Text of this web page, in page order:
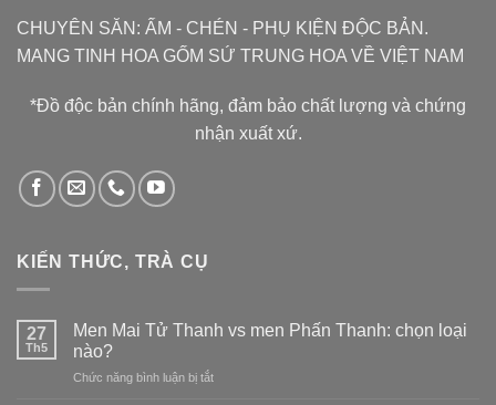
CHUYÊN SĂN: ẤM - CHÉN - PHỤ KIỆN ĐỘC BẢN.
MANG TINH HOA GỐM SỨ TRUNG HOA VỀ VIỆT NAM
*Đồ độc bản chính hãng, đảm bảo chất lượng và chứng
nhận xuất xứ.
KIẾN THỨC, TRÀ CỤ
27
Th5
Men Mai Tử Thanh vs men Phấn Thanh: chọn loại
nào?
Chức năng bình luận bị tắtở